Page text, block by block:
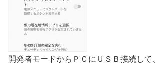
開発者モードからＰＣにＵＳＢ接続して